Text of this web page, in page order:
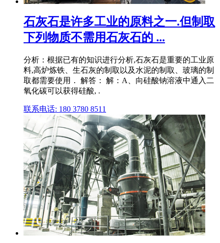
石灰石是许多工业的原料之一.但制取
下列物质不需用石灰石的 ...
分析：根据已有的知识进行分析,石灰石是重要的工业原
料,高炉炼铁、生石灰的制取以及水泥的制取、玻璃的制
取都需要使用． 解答： 解：A、向硅酸钠溶液中通入二
氧化碳可以获得硅酸, .
联系电话: 180 3780 8511